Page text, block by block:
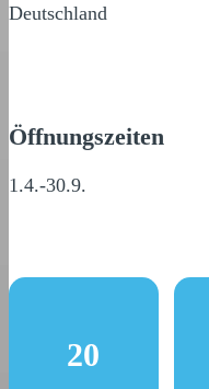
Deutschland
Öffnungszeiten
1.4.-30.9.
20